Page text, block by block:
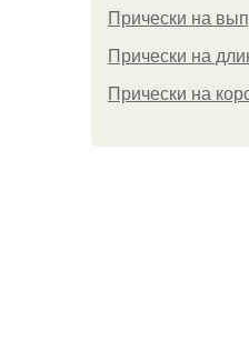
Прически на
Прически на
Прически на